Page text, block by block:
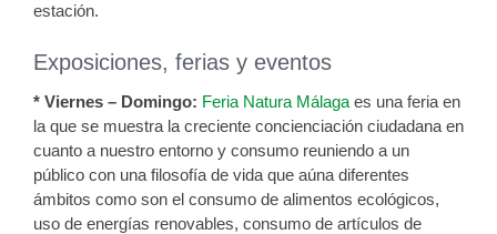
estación.
Exposiciones, ferias y eventos
* Viernes – Domingo: Feria Natura Málaga es una feria en
la que se muestra la creciente concienciación ciudadana en
cuanto a nuestro entorno y consumo reuniendo a un
público con una filosofía de vida que aúna diferentes
ámbitos como son el consumo de alimentos ecológicos,
uso de energías renovables, consumo de artículos de